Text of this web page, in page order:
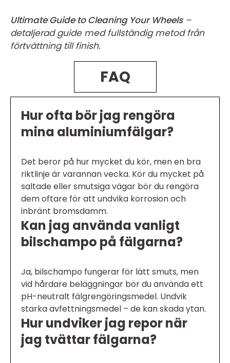
Ultimate Guide to Cleaning Your Wheels–
detaljerad guide med fullständig metod från
förtvättning till finish.
FAQ
Hur ofta bör jag rengöra
mina aluminiumfälgar?
Det beror på hur mycket du kör, men en bra
riktlinje är varannan vecka. Kör du mycket på
saltade eller smutsiga vägar bör du rengöra
dem oftare för att undvika korrosion och
inbränt bromsdamm.
Kan jag använda vanligt
bilschampo på fälgarna?
Ja, bilschampo fungerar för lätt smuts, men
vid hårdare beläggningar bör du använda ett
pH-neutralt fälgrengöringsmedel. Undvik
starka avfettningsmedel – de kan skada ytan.
Hur undviker jag repor när
jag tvättar fälgarna?